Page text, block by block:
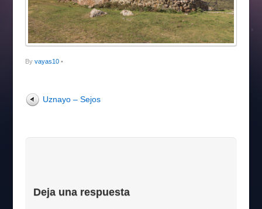
By vayas10•
Uznayo – Sejos
Deja una respuesta